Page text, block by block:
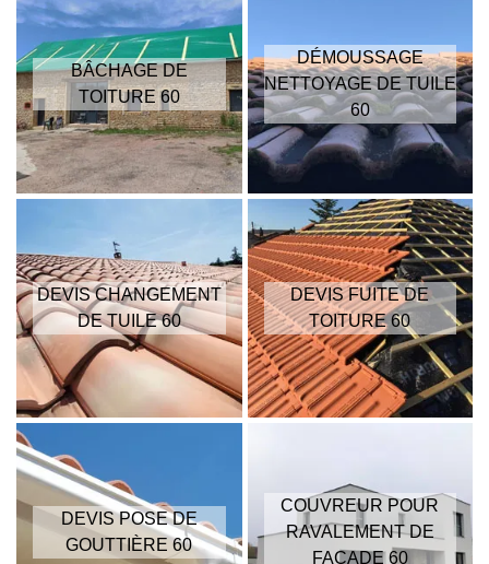
BÂCHAGE DE
TOITURE 60
DÉMOUSSAGE
NETTOYAGE DE TUILE
60
DEVIS CHANGEMENT
DE TUILE 60
DEVIS FUITE DE
TOITURE 60
DEVIS POSE DE
GOUTTIÈRE 60
COUVREUR POUR
RAVALEMENT DE
FAÇADE 60